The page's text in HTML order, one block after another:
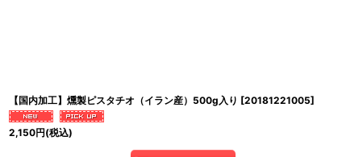
【国内加工】燻製ピスタチオ（イラン産）500g入り [20181221005]
2,150円(税込)